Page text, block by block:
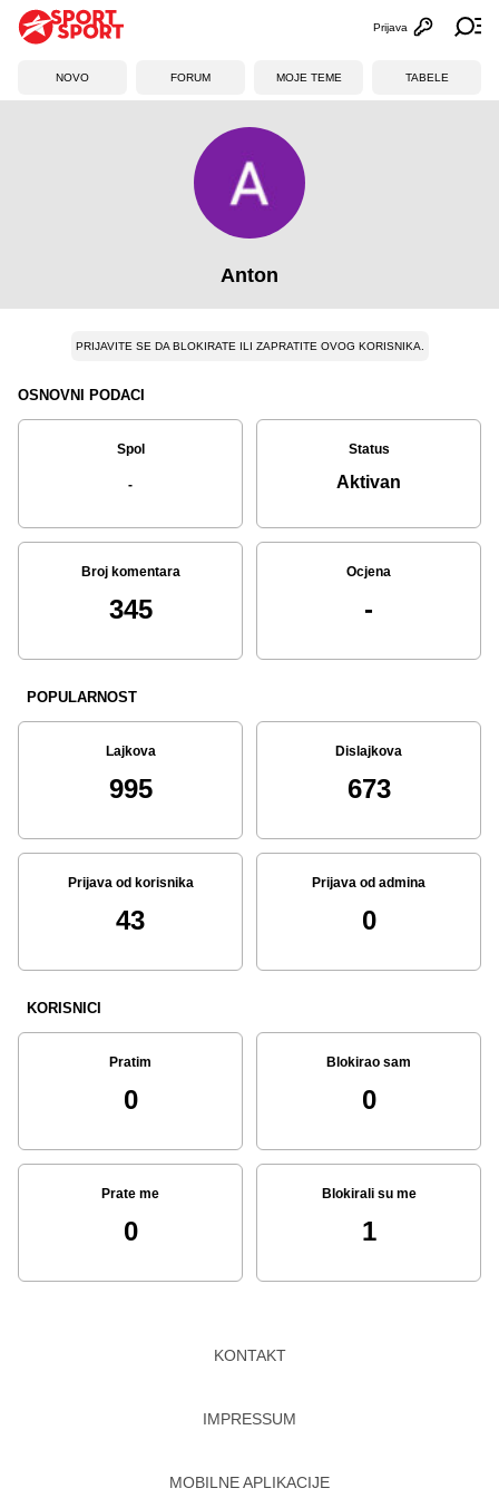
Otvori
Prijava
NOVO FORUM MOJE TEME TABELE
Anton
PRIJAVITE SE DA BLOKIRATE ILI ZAPRATITE OVOG KORISNIKA.
OSNOVNI PODACI
Spol
-
Status
Aktivan
Broj komentara
345
Ocjena
-
POPULARNOST
Lajkova
995
Dislajkova
673
Prijava od korisnika
43
Prijava od admina
0
KORISNICI
Pratim
0
Blokirao sam
0
Prate me
0
Blokirali su me
1
KONTAKT
IMPRESSUM
MOBILNE APLIKACIJE